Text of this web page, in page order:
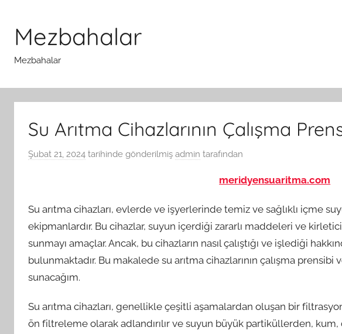
Mezbahalar
Mezbahalar
Su Arıtma Cihazlarının Çalışma
Şubat 21, 2024 tarihinde gönderilmiş admin tarafından
meridyensuaritma.com
Su arıtma cihazları, evlerde ve işyerlerinde temiz ve sağlıklı içme
ekipmanlardır. Bu cihazlar, suyun içerdiği zararlı maddeleri ve
sunmayı amaçlar. Ancak, bu cihazların nasıl çalıştığı ve işlediği
bulunmaktadır. Bu makalede su arıtma cihazlarının çalışma prensibi
sunacağım.
Su arıtma cihazları, genellikle çeşitli aşamalardan oluşan bir
ön filtreleme olarak adlandırılır ve suyun büyük partiküllerden,